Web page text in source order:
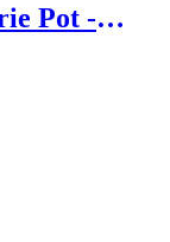
Pot -